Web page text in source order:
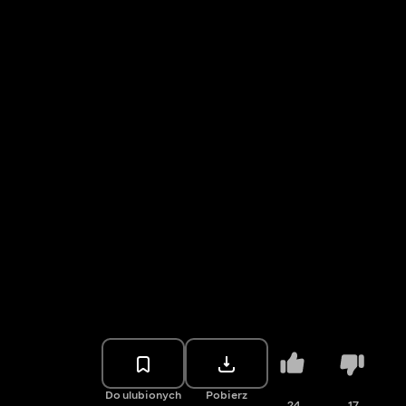
Do ulubionych Pobierz